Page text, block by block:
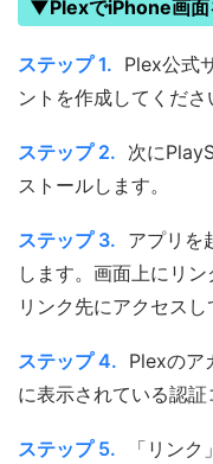
▼PlexでiPhone画面
ステップ 1. Plex公式
ントを作成してくださ
ステップ 2. 次に
ストールします。
ステップ 3. アプリを
します。画面上にリ
リンク先にアクセスし
ステップ 4. Plexのア
に表示されている認証
ステップ 5.
「リン